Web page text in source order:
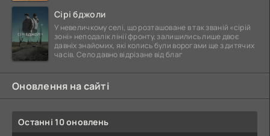
Сірі бджоли
У невеличкому селі, що розташоване в так званій «сірій
зоні» неподалік лінії фронту, залишились лише двоє
давніх знайомих, які колись були ворогами ще з дитячих
часів. Село давно відрізане від благ
Оновлення на сайті
Останні 10 оновлень